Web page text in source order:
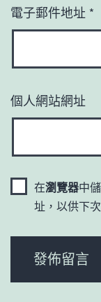
電子郵件地址 *
個人網站網址
在瀏覽器中
址，以供下